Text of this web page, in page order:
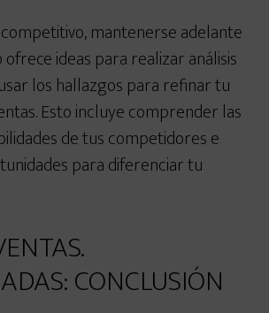
mantenerse adelante
ofrece ideas para realizar análisis
los hallazgos para refinar tu
Esto incluye comprender las
de tus competidores e
para diferenciar tu
CONCLUSIÓN